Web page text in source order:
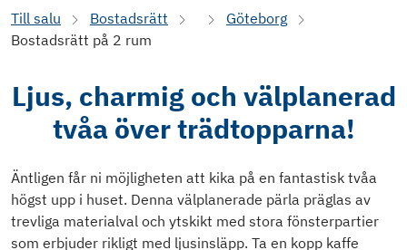
Till salu Bostadsrätt
Göteborg
Bostadsrätt på 2 rum
Ljus, charmig och välplanerad
tvåa över trädtopparna!
Äntligen får ni möjligheten att kika på en fantastisk tvåa
högst upp i huset. Denna välplanerade pärla präglas av
trevliga materialval och ytskikt med stora fönsterpartier
som erbjuder rikligt med ljusinsläpp. Ta en kopp kaffe